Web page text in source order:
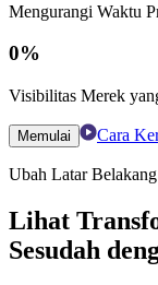
Mengurangi Waktu
0%
Visibilitas Merek
Memulai Cara
Ubah Latar
Lihat
Sesudah